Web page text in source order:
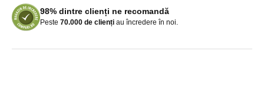
98% dintre clienți ne recomandă
Peste 70.000 de clienți au încredere în noi.